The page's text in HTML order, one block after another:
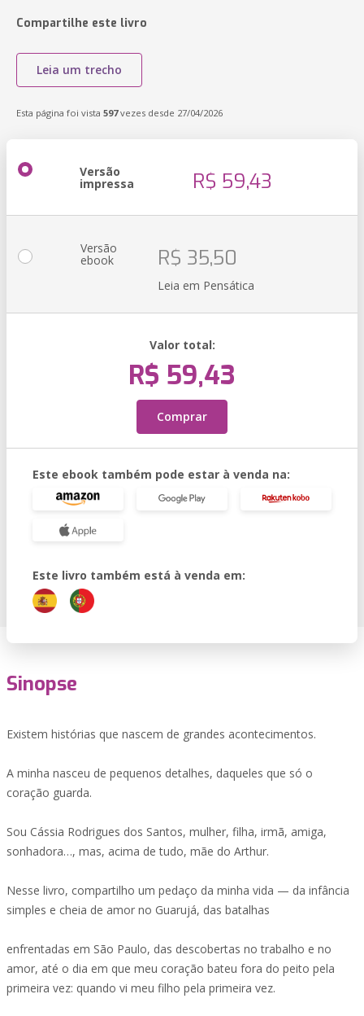
Compartilhe este livro
Leia um trecho
Esta página foi vista 597vezes desde 27/04/2026
Versão
impressa R$ 59,43
Versão
ebook R$ 35,50
Leia em Pensática
Valor total:
R$ 59,43
Comprar
Este ebook também pode estar à venda na:
Este livro também está à venda em:
Sinopse
Existem histórias que nascem de grandes acontecimentos.
A minha nasceu de pequenos detalhes, daqueles que só o
coração guarda.
Sou Cássia Rodrigues dos Santos, mulher, filha, irmã, amiga,
sonhadora…, mas, acima de tudo, mãe do Arthur.
Nesse livro, compartilho um pedaço da minha vida — da infância
simples e cheia de amor no Guarujá, das batalhas
enfrentadas em São Paulo, das descobertas no trabalho e no
amor, até o dia em que meu coração bateu fora do peito pela
primeira vez: quando vi meu filho pela primeira vez.